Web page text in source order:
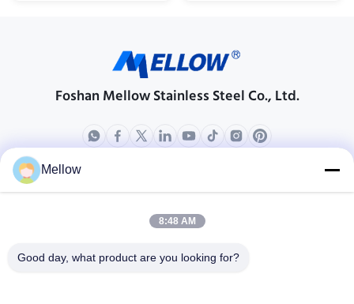
magnetic efficiency for superior leakage rate Lighter weight and
smaller size ...
Foshan Mellow Stainless Steel Co., Ltd.
상품
회사 프로필
품질 관리
Mellow
8:48 AM
Good day, what product are you looking for?